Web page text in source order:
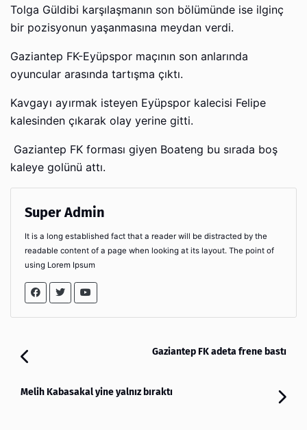
Tolga Güldibi karşılaşmanın son bölümünde ise ilginç
bir pozisyonun yaşanmasına meydan verdi.
Gaziantep FK-Eyüpspor maçının son anlarında
oyuncular arasında tartışma çıktı.
Kavgayı ayırmak isteyen Eyüpspor kalecisi Felipe
kalesinden çıkarak olay yerine gitti.
Gaziantep FK forması giyen Boateng bu sırada boş
kaleye golünü attı.
Super Admin
It is a long established fact that a reader will be distracted by the
readable content of a page when looking at its layout. The point of
using Lorem Ipsum
Gaziantep FK adeta frene bastı
Melih Kabasakal yine yalnız bıraktı